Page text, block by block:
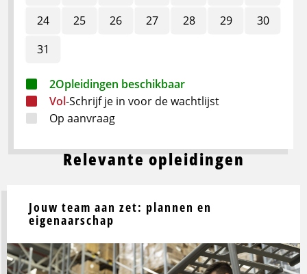
24
25 26 27 28 29
30
31
2Opleidingen beschikbaar
Vol-Schrijf je in voor de wachtlijst
Op aanvraag
Relevante opleidingen
Jouw team aan zet: plannen en
eigenaarschap